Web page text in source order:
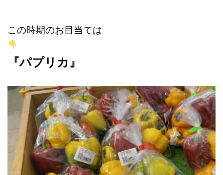
この時期のお目当ては
『パプリカ』